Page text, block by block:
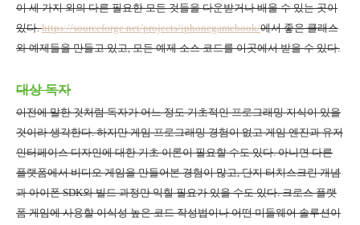
이 세 가지 외의 다른 필요한 모든 것들을 다운받거나 배울 수 있는 곳이
있다.https://sourceforge.net/projects/iphonegamebook/에서 좋은 클래스
와 예제들을 만들고 있고,모든 예제 소스 코드를 이곳에서 받을 수 있다.
대상 독자
이전에 말한 것처럼 독자가 어느 정도 기초적인 프로그래밍 지식이 있을
것이라 생각한다.하지만 게임 프로그래밍 경험이 없고 게임 엔진과 유저
인터페이스 디자인에 대한 기초 이론이 필요할 수도 있다.아니면 다른
플랫폼에서 비디오 게임을 만들어본 경험이 많고,단지 터치스크린 개념
과 아이폰SDK와 빌드 과정만 익힐 필요가 있을 수도 있다.크로스 플랫
폼 게임에 사용할 이식성 높은 코드 작성법이나 어떤 미들웨어 솔루션이